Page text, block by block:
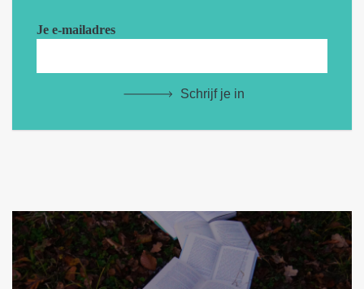
Je e-mailadres
Schrijf je in